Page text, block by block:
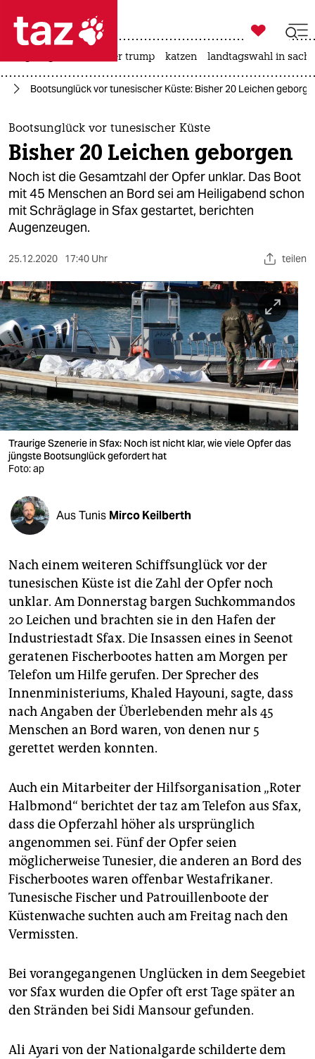
 taz zahl ich
taz zahl ich
themen
politik
öko
gesellschaft
kultur
sport
berlin
nord
wahrheit
verlag
verlag
veranstaltungen
shop
fragen & hilfe
abo
genossenschaft
epaper login

taz zahl ich
usa unter trump katzen landtagswahl in
Bootsunglück vor tunesischer Küste: Bisher 20 Leichen
Bootsunglück vor tunesischer Küste
Bisher 20 Leichen geborgen
Noch ist die Gesamtzahl der Opfer unklar. Das Boot
mit 45 Menschen an Bord sei am Heiligabend schon
mit Schräglage in Sfax gestartet, berichten
Augenzeugen.
25.12.2020 17:40 Uhr teilen
Traurige Szenerie in Sfax: Noch ist nicht klar, wie viele Opfer das
jüngste Bootsunglück gefordert hat
Foto: ap
Aus Tunis Mirco Keilberth
Nach einem weiteren Schiffsunglück vor der
tunesischen Küste ist die Zahl der Opfer noch
unklar. Am Donnerstag bargen Suchkommandos
20 Leichen und brachten sie in den Hafen der
Industriestadt Sfax. Die Insassen eines in Seenot
geratenen Fischerbootes hatten am Morgen per
Telefon um Hilfe gerufen. Der Sprecher des
Innenministeriums, Khaled Hayouni, sagte, dass
nach Angaben der Überlebenden mehr als 45
Menschen an Bord waren, von denen nur 5
gerettet werden konnten.
Auch ein Mitarbeiter der Hilfsorganisation „Roter
Halbmond“ berichtet der taz am Telefon aus Sfax,
dass die Opferzahl höher als ursprünglich
angenommen sei. Fünf der Opfer seien
möglicherweise Tunesier, die anderen an Bord des
Fischerbootes waren offenbar Westafrikaner.
Tunesische Fischer und Patrouillenboote der
Küstenwache suchten auch am Freitag nach den
Vermissten.
Bei vorangegangenen Unglücken in dem Seegebiet
vor Sfax wurden die Opfer oft erst Tage später an
den Stränden bei Sidi Mansour gefunden.
Ali Ayari von der Nationalgarde schilderte dem